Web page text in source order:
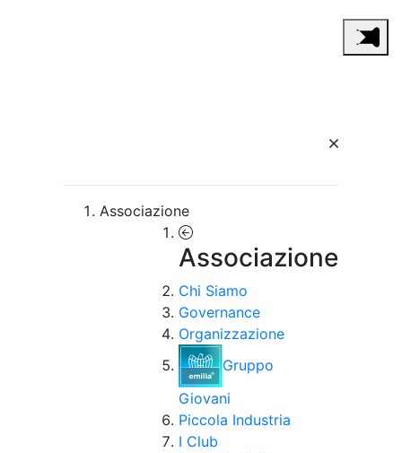
Associazione
Associazione
Chi Siamo
Governance
Organizzazione
Gruppo
Giovani
Piccola Industria
I Club